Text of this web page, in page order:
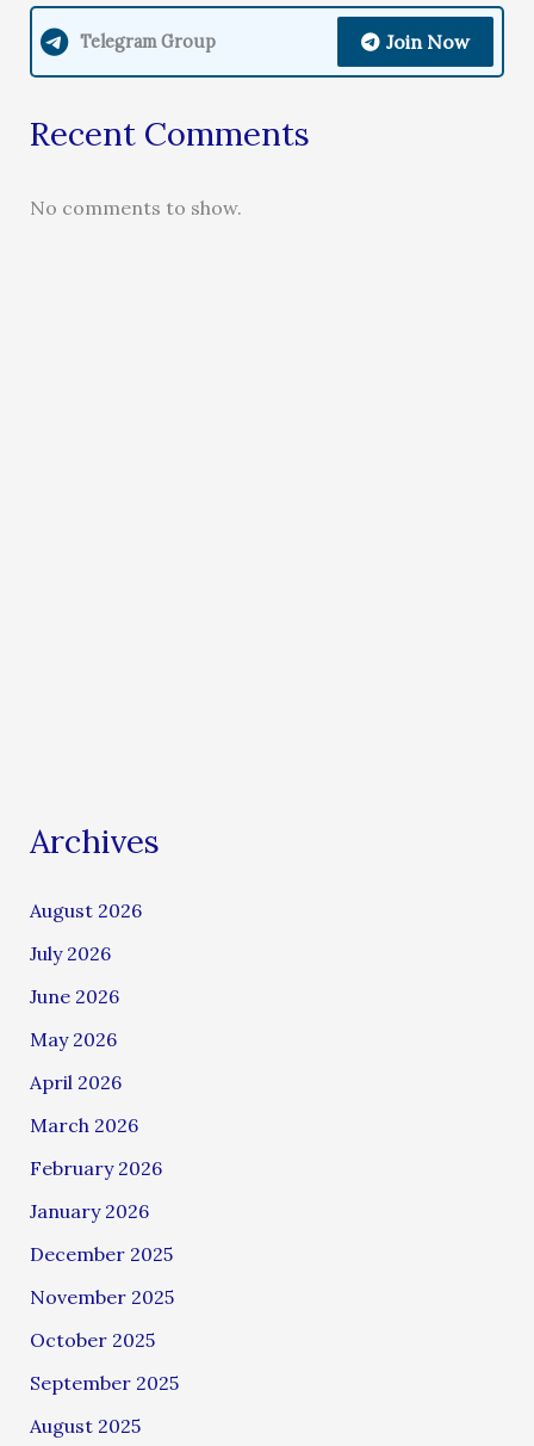
Telegram Group Join Now
Recent Comments
No comments to show.
Archives
August 2026
July 2026
June 2026
May 2026
April 2026
March 2026
February 2026
January 2026
December 2025
November 2025
October 2025
September 2025
August 2025